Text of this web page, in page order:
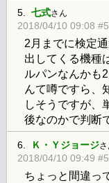
5. 七式さん
2018/04/10 09:08
2月までに検定
出してくる機種
ルパンなんかも
んて噂ですら、
しそうですが、
後なのかで判断
6. Ｋ・Ｙジョージ
2018/04/10 09:49
ちょっと間違っ